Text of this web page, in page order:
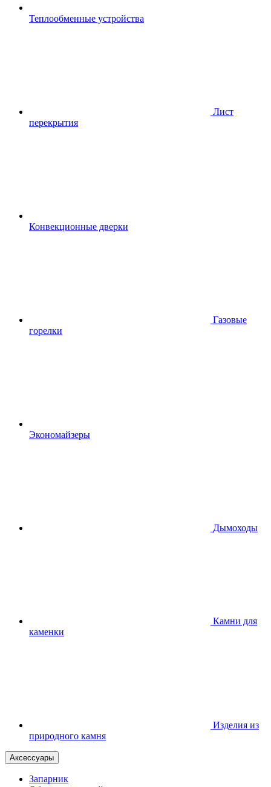
Теплообменные устройства
Лист
перекрытия
Конвекционные дверки
Газовые
горелки
Экономайзеры
Дымоходы
Камни для
каменки
Изделия из
природного камня
Аксессуары
Запарник